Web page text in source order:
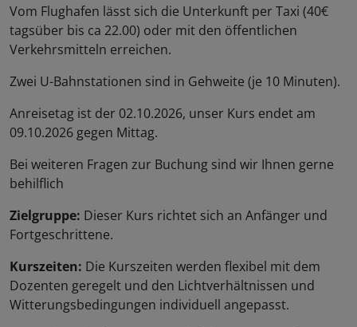
Vom Flughafen lässt sich die Unterkunft per Taxi (40€
tagsüber bis ca 22.00) oder mit den öffentlichen
Verkehrsmitteln erreichen.
Zwei U-Bahnstationen sind in Gehweite (je 10 Minuten).
Anreisetag ist der 02.10.2026, unser Kurs endet am
09.10.2026 gegen Mittag.
Bei weiteren Fragen zur Buchung sind wir Ihnen gerne
behilflich
Zielgruppe: Dieser Kurs richtet sich an Anfänger und
Fortgeschrittene.
Kurszeiten: Die Kurszeiten werden flexibel mit dem
Dozenten geregelt und den Lichtverhältnissen und
Witterungsbedingungen individuell angepasst.